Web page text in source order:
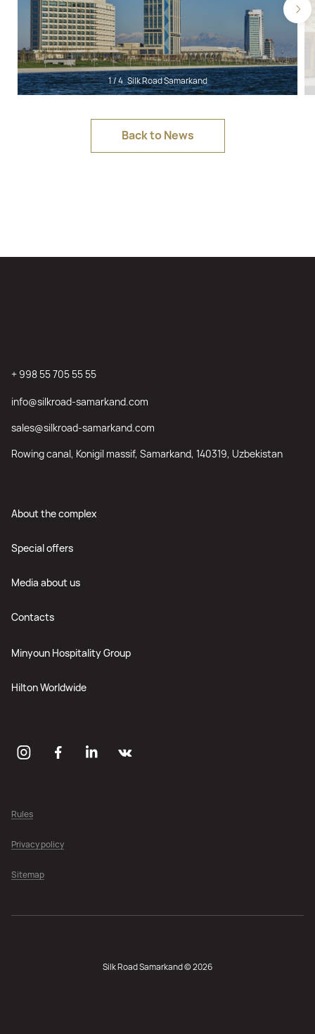
1/4 Silk Road Samarkand
Back to News
About the complex
Special offers
Media about us
Contacts
Minyoun Hospitality Group
Hilton Worldwide
+ 998 55 705 55 55
info@silkroad-samarkand.com
sales@silkroad-samarkand.com
Rowing canal, Konigil massif, Samarkand, 140319, Uzbekistan
Rules
Privacy policy
Sitemap
Silk Road Samarkand © 2026